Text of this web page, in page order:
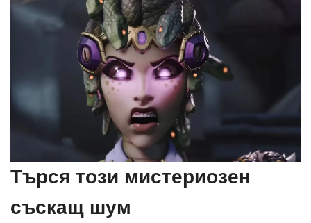
Търся този мистериозен
съскащ шум